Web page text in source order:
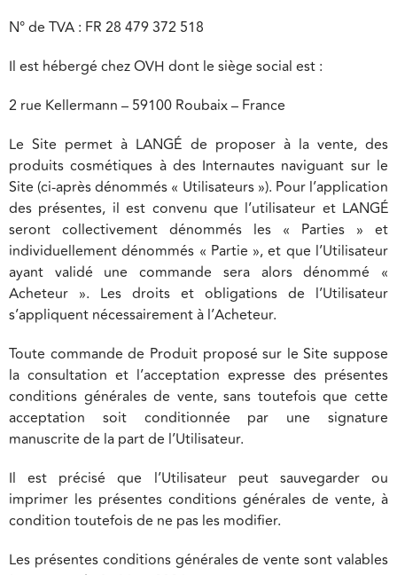
N° de TVA : FR 28 479 372 518
Il est hébergé chez OVH dont le siège social est :
2 rue Kellermann – 59100 Roubaix – France
Le Site permet à LANGÉ de proposer à la vente, des
produits cosmétiques à des Internautes naviguant sur le
Site (ci-après dénommés « Utilisateurs »). Pour l’application
des présentes, il est convenu que l’utilisateur et LANGÉ
seront collectivement dénommés les « Parties » et
individuellement dénommés « Partie », et que l’Utilisateur
ayant validé une commande sera alors dénommé «
Acheteur ». Les droits et obligations de l’Utilisateur
s’appliquent nécessairement à l’Acheteur.
Toute commande de Produit proposé sur le Site suppose
la consultation et l’acceptation expresse des présentes
conditions générales de vente, sans toutefois que cette
acceptation soit conditionnée par une signature
manuscrite de la part de l’Utilisateur.
Il est précisé que l’Utilisateur peut sauvegarder ou
imprimer les présentes conditions générales de vente, à
condition toutefois de ne pas les modifier.
Les présentes conditions générales de vente sont valables